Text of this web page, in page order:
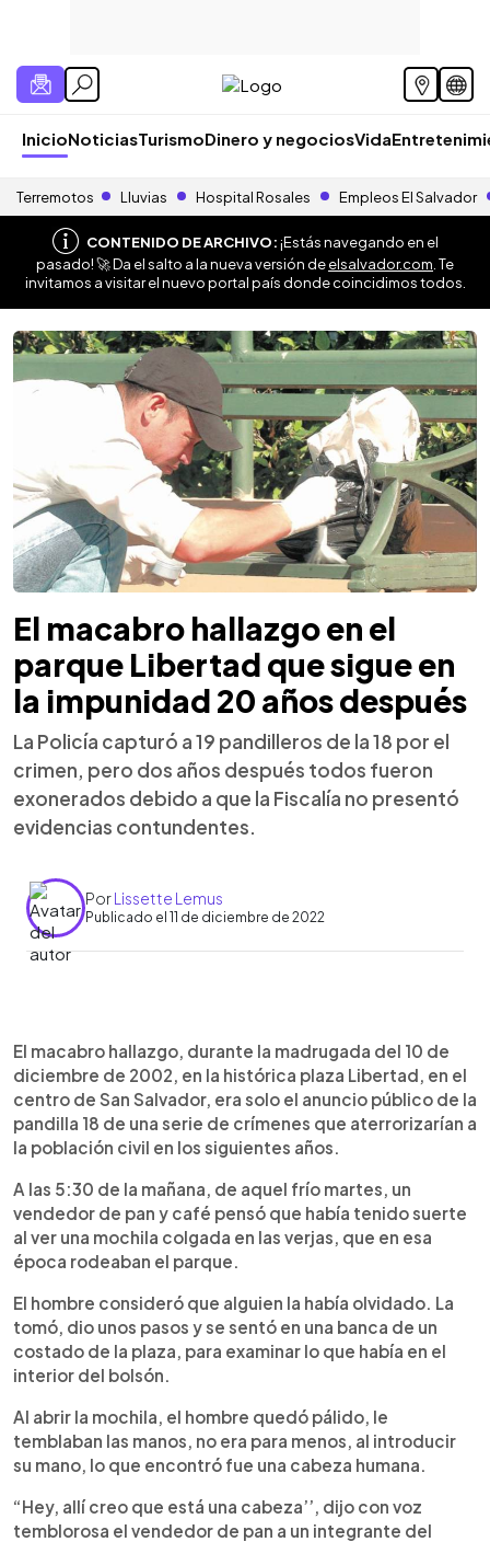
InicioNoticiasTurismoDinero y negociosVida
Terremotos Lluvias Hospital Rosales Empleos El Salvador
CONTENIDO DE ARCHIVO:¡Estás navegando en el
pasado! 🚀 Da el salto a la nueva versión deelsalvador.com . Te
invitamos a visitar el nuevo portal país donde coincidimos todos.
El macabro hallazgo en el
parque Libertad que sigue en
la impunidad 20 años después
La Policía capturó a 19 pandilleros de la 18 por el
crimen, pero dos años después todos fueron
exonerados debido a que la Fiscalía no presentó
evidencias contundentes.
PorLissette Lemus
Publicado el 11 de diciembre de 2022
► Escuchar artículo
El macabro hallazgo, durante la madrugada del 10 de
diciembre de 2002, en la histórica plaza Libertad, en el
centro de San Salvador, era solo el anuncio público de la
pandilla 18 de una serie de crímenes que aterrorizarían a
la población civil en los siguientes años.
A las 5:30 de la mañana, de aquel frío martes, un
vendedor de pan y café pensó que había tenido suerte
al ver una mochila colgada en las verjas, que en esa
época rodeaban el parque.
El hombre consideró que alguien la había olvidado. La
tomó, dio unos pasos y se sentó en una banca de un
costado de la plaza, para examinar lo que había en el
interior del bolsón.
Al abrir la mochila, el hombre quedó pálido, le
temblaban las manos, no era para menos, al introducir
su mano, lo que encontró fue una cabeza humana.
“Hey, allí creo que está una cabeza’’, dijo con voz
temblorosa el vendedor de pan a un integrante del